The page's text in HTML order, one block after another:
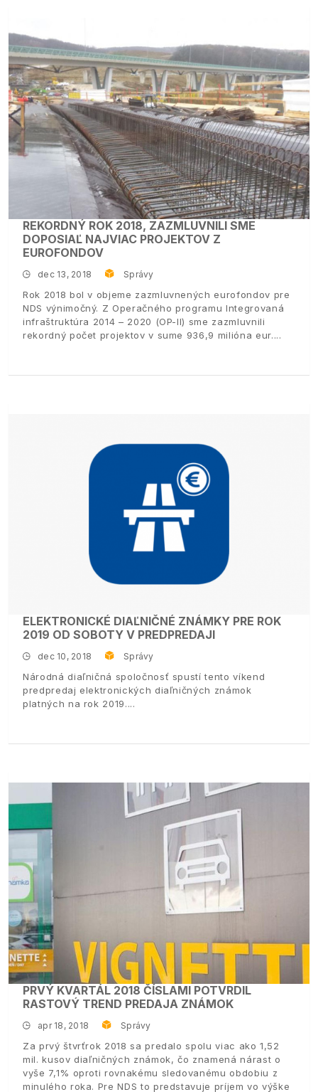
REKORDNÝ ROK 2018, ZAZMLUVNILI SME
DOPOSIAĽ NAJVIAC PROJEKTOV Z
EUROFONDOV
dec 13, 2018 Správy
Rok 2018 bol v objeme zazmluvnených eurofondov pre
NDS výnimočný. Z Operačného programu Integrovaná
infraštruktúra 2014 – 2020 (OP-II) sme zazmluvnili
rekordný počet projektov v sume 936,9 milióna eur.
ELEKTRONICKÉ DIAĽNIČNÉ ZNÁMKY PRE ROK
2019 OD SOBOTY V PREDPREDAJI
dec 10, 2018 Správy
Národná diaľničná spoločnosť spustí tento víkend
predpredaj elektronických diaľničných známok
platných na rok 2019.
PRVÝ KVARTÁL 2018 ČÍSLAMI POTVRDIL
RASTOVÝ TREND PREDAJA ZNÁMOK
apr 18, 2018 Správy
Za prvý štvrťrok 2018 sa predalo spolu viac ako 1,52
mil. kusov diaľničných známok, čo znamená nárast o
vyše 7,1% oproti rovnakému sledovanému obdobiu z
minulého roka. Pre NDS to predstavuje príjem vo výške